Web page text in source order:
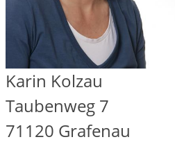
Karin Kolzau
Taubenweg 7
71120 Grafenau